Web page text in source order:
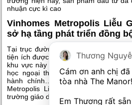
nhuận cực kì cao
Vinhomes Metropolis Liễu
sở hạ tầng phát triển đồng
Tại trục đường Liễu Giai, Kim Mã,
tiện ích được xây dựng vô cùng hiện
khu vực này có rất nhiều các trường
học ngoại thương, đại học luật, học
hành chính…vì thế dân trí khu vực
Metropolis Liễu Giai rất cao, thích
trường giáo dục tốt nhất cho thế hệ
Thương
Cám ơn anh chị
tòa nhà The Manor!
Em Thương rất